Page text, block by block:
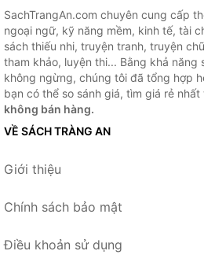
SachTrangAn.com chuyên cung cấp
ngoại ngữ, kỹ năng mềm, kinh tế, tài
sách thiếu nhi, truyện tranh, truyện
tham khảo, luyện thi... Bằng khả năng
không ngừng, chúng tôi đã tổng hợp
bạn có thể so sánh giá, tìm giá rẻ
không bán hàng.
VỀ SÁCH TRÀNG AN
Giới thiệu
Chính sách bảo mật
Điều khoản sử dụng